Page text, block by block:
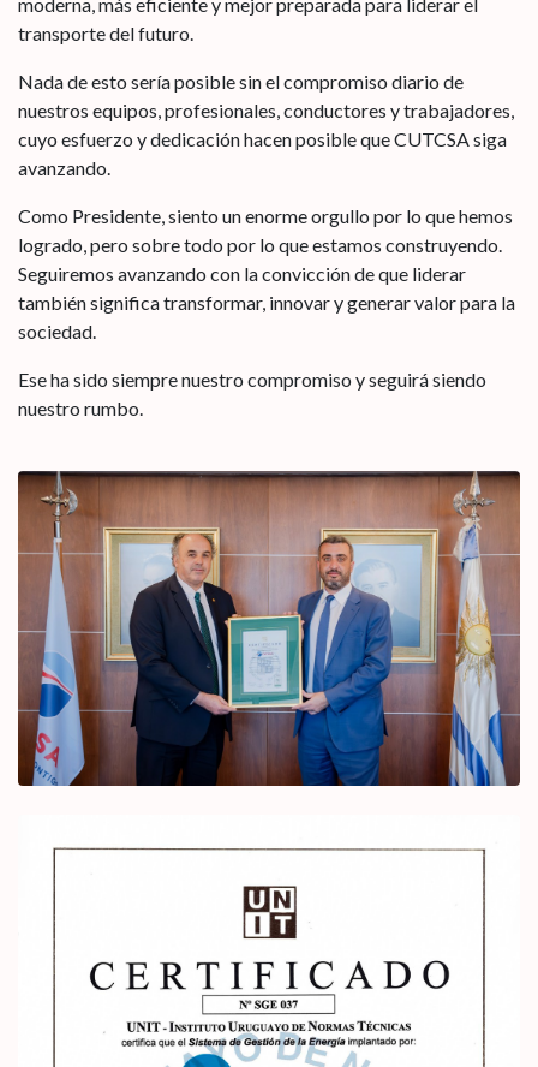
transporte del futuro.
Nada de esto sería posible sin el compromiso diario de
nuestros equipos, profesionales, conductores y trabajadores,
cuyo esfuerzo y dedicación hacen posible que CUTCSA siga
avanzando.
Como Presidente, siento un enorme orgullo por lo que hemos
logrado, pero sobre todo por lo que estamos construyendo.
Seguiremos avanzando con la convicción de que liderar
también significa transformar, innovar y generar valor para la
sociedad.
Ese ha sido siempre nuestro compromiso y seguirá siendo
nuestro rumbo.